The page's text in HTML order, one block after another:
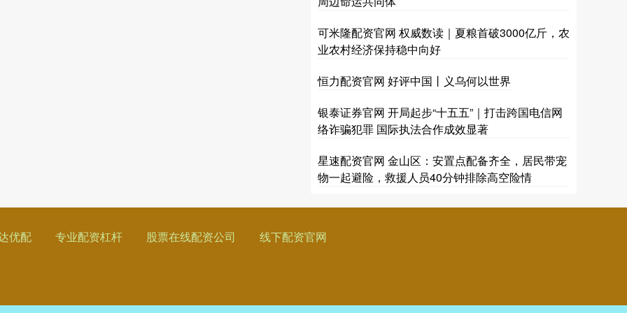
可米隆配资官网 权威数读｜夏粮首破3000亿斤，农
业农村经济保持稳中向好
恒力配资官网 好评中国丨义乌何以世界
银泰证券官网 开局起步“十五五”｜打击跨国电信网
络诈骗犯罪 国际执法合作成效显著
星速配资官网 金山区：安置点配备齐全，居民带宠
物一起避险，救援人员40分钟排除高空险情
优配 专业配资杠杆 股票在线配资公司 线下配资官网